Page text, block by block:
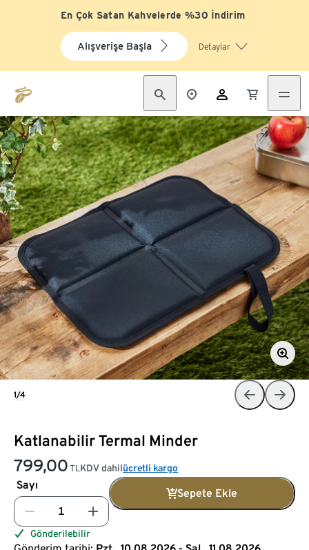
En Çok Satan Kahvelerde %30 İndirim
Alışverişe Başla Detaylar
Katlanabilir Termal Minder
799,00 TL KDV dahilücretli kargo
Sayı
Sepete Ekle
Gönderilebilir
1/4